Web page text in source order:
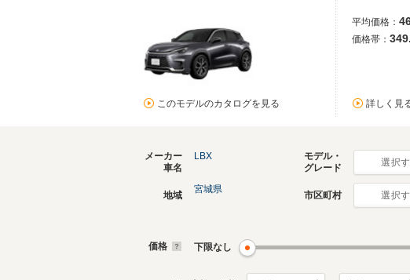
このモデルのカタログを見る
平均価格：
価格帯：
詳しく見
メーカー
車名
LBX
モデル・
グレード
選択
地域
宮城県
市区町村 選択
価格 下限なし